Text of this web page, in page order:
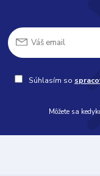
Súhlasím so
Môžete sa